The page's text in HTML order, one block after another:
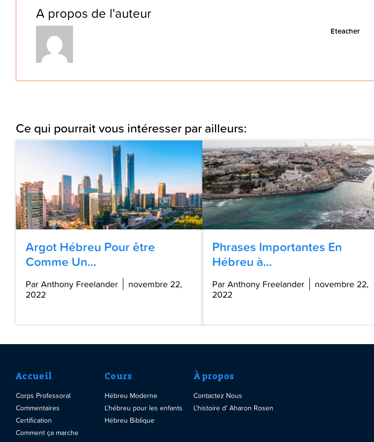
A propos de l'auteur
Eteacher
Ce qui pourrait vous intéresser par ailleurs:
Argot Hébreu Pour être
Comme Un...
Par Anthony Freelander
novembre 22,
2022
Phrases Importantes En
Hébreu à...
Par Anthony Freelander
novembre 22,
2022
Accueil
Corps Professoral
Commentaires
Certification
Comment ça marche
Cours
Hébreu Moderne
L’hébreu pour les enfants
Hébreu Biblique
À propos
Contactez Nous
L’histoire d’ Aharon Rosen